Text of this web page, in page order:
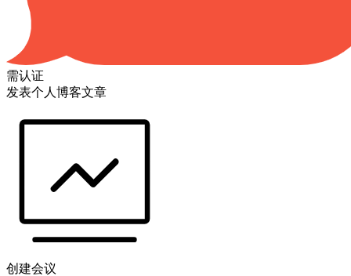
需认证
发表个人博客文章
创建会议